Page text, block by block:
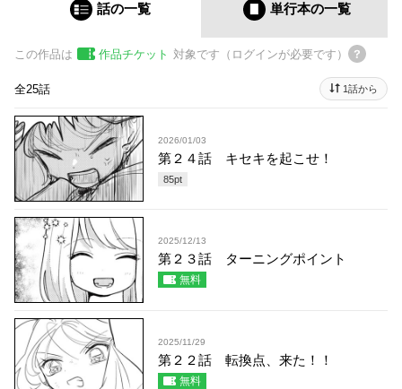
話の一覧 単行本の一覧
この作品は 作品チケット 対象です（ログインが必要です）
全25話 1話から
2026/01/03
第２４話 キセキを起こせ！
85pt
2025/12/13
第２３話 ターニングポイント
無料
2025/11/29
第２２話 転換点、来た！！
無料